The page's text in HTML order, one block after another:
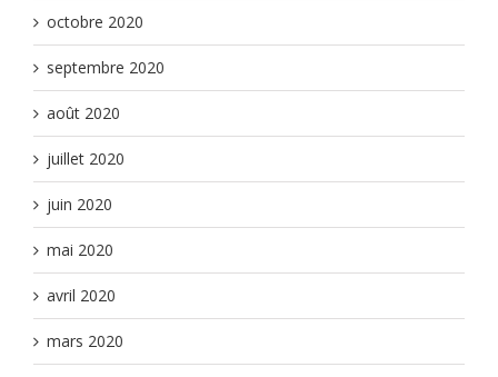
octobre 2020
septembre 2020
août 2020
juillet 2020
juin 2020
mai 2020
avril 2020
mars 2020